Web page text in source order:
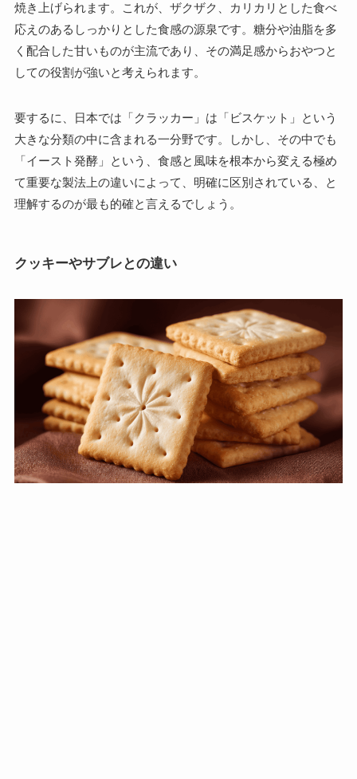
焼き上げられます。これが、ザクザク、カリカリとした食べ
応えのあるしっかりとした食感の源泉です。糖分や油脂を多
く配合した甘いものが主流であり、その満足感からおやつと
しての役割が強いと考えられます。
要するに、日本では「クラッカー」は「ビスケット」という
大きな分類の中に含まれる一分野です。しかし、その中でも
「イースト発酵」という、食感と風味を根本から変える極め
て重要な製法上の違いによって、明確に区別されている、と
理解するのが最も的確と言えるでしょう。
クッキーやサブレとの違い